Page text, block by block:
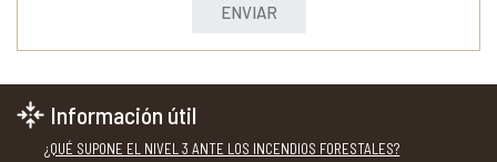
ENVIAR
Información útil
¿QUÉ SUPONE EL NIVEL 3 ANTE LOS INCENDIOS FORESTALES?